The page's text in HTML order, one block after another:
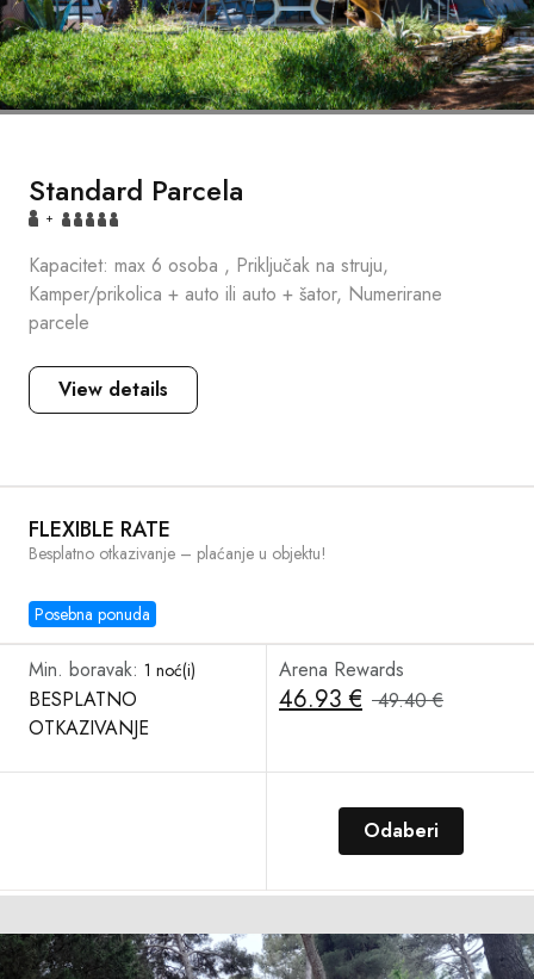
Standard Parcela
+
Kapacitet: max 6 osoba , Priključak na struju,
Kamper/prikolica + auto ili auto + šator, Numerirane
parcele
View details
FLEXIBLE RATE
Posebna ponuda
Besplatno otkazivanje – plaćanje u objektu!
Min. boravak: 1 noć(i)
BESPLATNO
OTKAZIVANJE
Arena Rewards
46.93 € 49.40 €
Odaberi